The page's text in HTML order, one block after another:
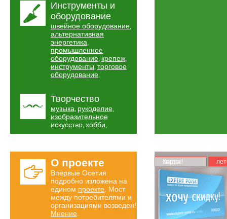
Инструменты и
оборудование
швейное оборудование,
альтернативная
энергетика,
промышленное
оборудование, крепеж,
инструменты, торговое
оборудование,
Творчество
музыка, рукоделие,
изобразительное
искусство, хобби,
О проекте
Впервые Осетия
подробно изложена на
едином проекте . Мост
между потребителями и
организациями возведен!
Мнение
Карта скидок!